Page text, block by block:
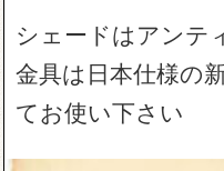
シェードはアンテ
金具は日本仕様の
てお使い下さい